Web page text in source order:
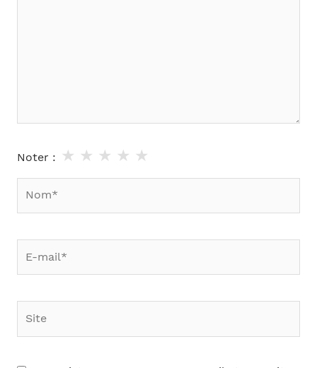
Noter : ★
★
★
★
★
mail*